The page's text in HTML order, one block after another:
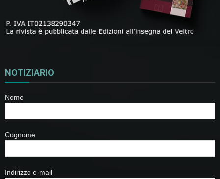
NOTIZIARIO
Nome
Cognome
Indirizzo e-mail